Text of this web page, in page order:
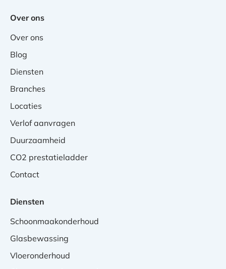
Over ons
Over ons
Blog
Diensten
Branches
Locaties
Verlof aanvragen
Duurzaamheid
CO2 prestatieladder
Contact
Diensten
Schoonmaakonderhoud
Glasbewassing
Vloeronderhoud